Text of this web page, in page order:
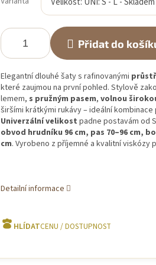
Přidat do
Elegantní dlouhé šaty s rafinovanými
které zaujmou na první pohled. Stylově
lemem, s pružným pasem, volnou
širšími krátkými rukávy – ideální
Univerzální velikost padne postavám od
obvod hrudníku 96 cm, pas 70–96 cm,
cm. Vyrobeno z příjemné a kvalitní viskózy
Detailní informace
HLÍDAT